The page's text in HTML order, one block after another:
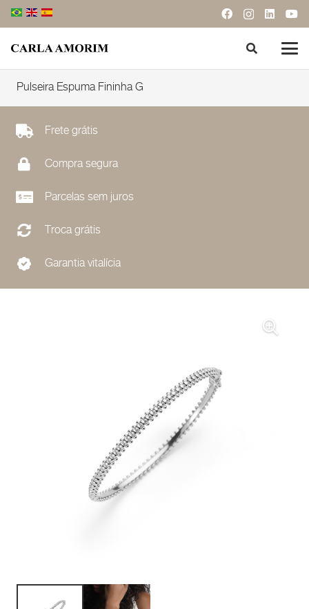
Pulseira Espuma Fininha G
Frete grátis
Compra segura
Parcelas sem juros
Troca grátis
Garantia vitalícia